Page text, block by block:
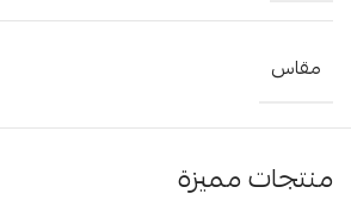
مقاس
منتجات مميزة